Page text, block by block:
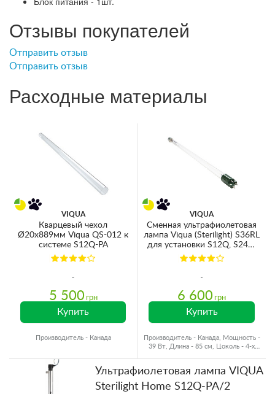
Отзывы покупателей
Отправить отзыв
Отправить отзыв
Расходные материалы
VIQUA
Кварцевый чехол
Ø20x889мм Viqua QS-012 к
системе S12Q-PA
5 500 грн
Купить
Производитель - Канада
VIQUA
Сменная ультрафиолетовая
лампа Viqua (Sterilight) S36RL
для установки S12Q, S24Q,
S40Q, SSM-39
6 600 грн
Купить
Производитель - Канада, Мощность -
39 Вт, Длина - 85 см, Цоколь - 4-х
Ультрафиолетовая лампа VIQUA
Sterilight Home S12Q-PA/2